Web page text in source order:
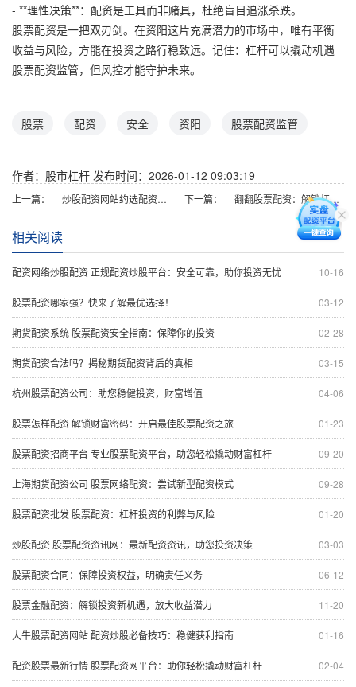
- **理性决策**：配资是工具而非赌具，杜绝盲目追涨杀跌。
股票配资是一把双刃剑。在资阳这片充满潜力的市场中，唯有平衡
收益与风险，方能在投资之路行稳致远。记住：杠杆可以撬动机遇
股票配资监管，但风控才能守护未来。
股票 配资 安全 资阳 股票配资监管
作者：股市杠杆 发布时间：2026-01-12 09:03:19
上一篇： 炒股配资网站约选配资，助你投资更轻松 下一篇： 翻翻股票配资：解锁杠杆投资，放大收益潜力
相关阅读
10-16
配资网络炒股配资 正规配资炒股平台：安全可靠，助你投资无忧
03-12
股票配资哪家强？快来了解最优选择！
02-28
期货配资系统 股票配资安全指南：保障你的投资
03-15
期货配资合法吗？揭秘期货配资背后的真相
04-06
杭州股票配资公司：助您稳健投资，财富增值
01-23
股票怎样配资 解锁财富密码：开启最佳股票配资之旅
09-20
股票配资招商平台 专业股票配资平台，助您轻松撬动财富杠杆
09-28
上海期货配资公司 股票网络配资：尝试新型配资模式
01-20
股票配资批发 股票配资：杠杆投资的利弊与风险
03-03
炒股配资 股票配资资讯网：最新配资资讯，助您投资决策
06-12
股票配资合同：保障投资权益，明确责任义务
11-20
股票金融配资：解锁投资新机遇，放大收益潜力
01-16
大牛股票配资网站 配资炒股必备技巧：稳健获利指南
02-04
配资股票最新行情 股票配资网平台：助你轻松撬动财富杠杆